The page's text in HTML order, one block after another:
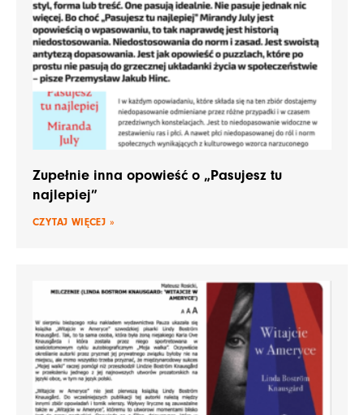
Zupełnie inna opowieść o „Pasujesz tu
najlepiej”
CZYTAJ WIĘCEJ »